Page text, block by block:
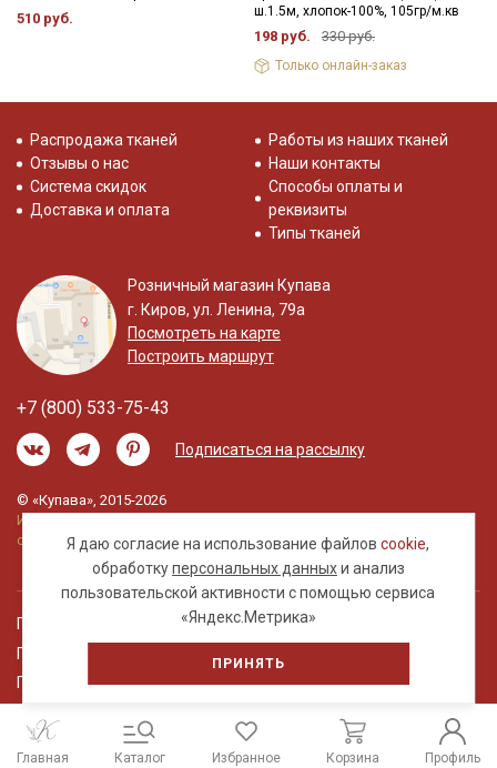
510 руб.
ш.1.5м, хлопок-100%, 105гр/м.кв
198 руб. 330 руб.
Только онлайн-заказ
Я даю согласие на использование файловcookie,
обработкуперсональных данныхи анализ
пользовательской активности с помощью сервиса
«Яндекс.Метрика»
ПРИНЯТЬ
Распродажа тканей
Отзывы о нас
Система скидок
Доставка и оплата
Работы из наших тканей
Наши контакты
Способы оплаты и
реквизиты
Типы тканей
Розничный магазин Купава
г. Киров, ул. Ленина, 79а
Посмотреть на карте
Построить маршрут
+7 (800) 533-75-43
Подписаться на рассылку
© «Купава», 2015-2026
Информация на сайте не является публичной
офертой.
Правовая информация
Политика обработки персональных данных
Пользовательское соглашение
Главная Каталог Избранное Корзина Профиль
Ознакомлен(а) с Политикой обработки персональных
данныхи даю
Согласие на обработку персональных
ДаюСогласие на получение рекламных и